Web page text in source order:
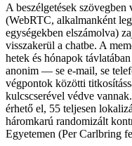
A beszélgetések szövegben
(WebRTC, alkalmanként
egységekben elszámolva)
visszakerül a chatbe. A
hetek és hónapok
anonim — se e-mail, se
végpontok közötti
kulcscserével védve
érhető el, 55 teljesen
háromkarú randomizált
Egyetemen (Per Carlbring